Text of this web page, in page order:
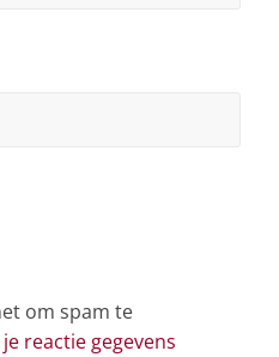
om spam te
reactie gegevens